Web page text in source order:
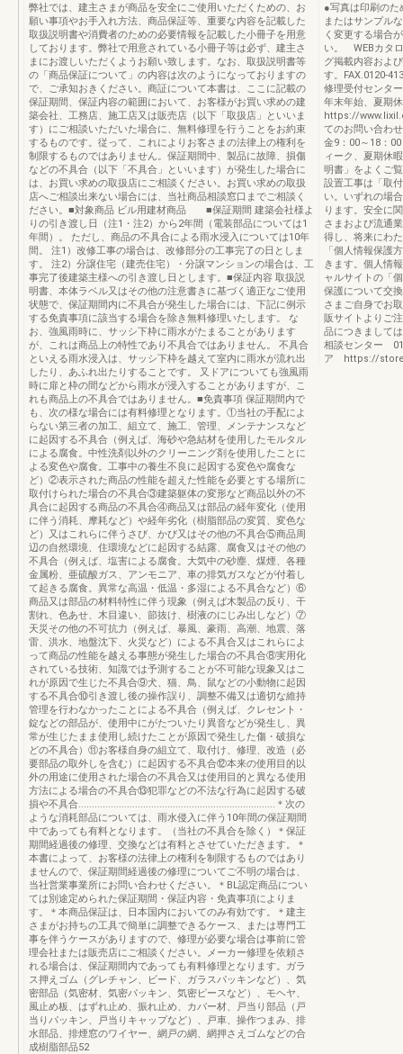
弊社では、建主さまが商品を安全にご使用いただくための、お
願い事項やお手入れ方法、商品保証等、重要な内容を記載した
取扱説明書や消費者のための必要情報を記載した小冊子を用意
しております。弊社で用意されている小冊子等は必ず、建主さ
まにお渡しいただくようお願い致します。なお、取扱説明書等
の「商品保証について」の内容は次のようになっておりますの
で、ご承知おきください。商証について本書は、ここに記載の
保証期間、保証内容の範囲において、お客様がお買い求めの建
築会社、工務店、施工店又は販売店（以下「取扱店」といいま
す）にご相談いただいた場合に、無料修理を行うことをお約束
するものです。従って、これによりお客さまの法律上の権利を
制限するものではありません。保証期間中、製品に故障、損傷
などの不具合（以下「不具合」といいます）が発生した場合に
は、お買い求めの取扱店にご相談ください。お買い求めの取扱
店へご相談出来ない場合には、当社商品相談窓口までご相談く
ださい。■対象商品 ビル用建材商品 ■保証期間 建築会社様よ
りの引き渡し日（注1・注2）から2年間（電装部品については1
年間）。 ただし、商品の不具合による雨水浸入については10年
間。 注1）改修工事の場合は、改修部分の工事完了の日としま
す。 注2）分譲住宅（建売住宅）・分譲マンションの場合は、工
事完了後建築主様への引き渡し日とします。■保証内容 取扱説
明書、本体ラベル又はその他の注意書きに基づく適正なご使用
状態で、保証期間内に不具合が発生した場合には、下記に例示
する免責事項に該当する場合を除き無料修理いたします。 な
お、強風雨時に、サッシ下枠に雨水がたまることがあります
が、これは商品上の特性であり不具合ではありません。 不具合
といえる雨水浸入は、サッシ下枠を越えて室内に雨水が流れ出
したり、あふれ出たりすることです。 又ドアについても強風雨
時に扉と枠の間などから雨水が浸入することがありますが、こ
れも商品上の不具合ではありません。■免責事項 保証期間内で
も、次の様な場合には有料修理となります。①当社の手配によ
らない第三者の加工、組立て、施工、管理、メンテナンスなど
に起因する不具合（例えば、海砂や急結材を使用したモルタル
による腐食。中性洗剤以外のクリーニング剤を使用したことに
よる変色や腐食。工事中の養生不良に起因する変色や腐食な
ど）②表示された商品の性能を超えた性能を必要とする場所に
取付けられた場合の不具合③建築躯体の変形など商品以外の不
具合に起因する商品の不具合④商品又は部品の経年変化（使用
に伴う消耗、摩耗など）や経年劣化（樹脂部品の変質、変色な
ど）又はこれらに伴うさび、かび又はその他の不具合⑤商品周
辺の自然環境、住環境などに起因する結露、腐食又はその他の
不具合（例えば、塩害による腐食。大気中の砂塵、煤煙、各種
金属粉、亜硫酸ガス、アンモニア、車の排気ガスなどが付着し
て起きる腐食。異常な高温・低温・多湿による不具合など）⑥
商品又は部品の材料特性に伴う現象（例えば木製品の反り、干
割れ、色あせ、木目違い、節抜け、樹液のにじみ出しなど）⑦
天災その他の不可抗力（例えば、暴風、豪雨、高潮、地震、落
雷、洪水、地盤沈下、火災など）による不具合又はこれらによ
って商品の性能を越える事態が発生した場合の不具合⑧実用化
されている技術、知識では予測することが不可能な現象又はこ
れが原因で生じた不具合⑨犬、猫、鳥、鼠などの小動物に起因
する不具合⑩引き渡し後の操作誤り、調整不備又は適切な維持
管理を行わなかったことによる不具合（例えば、クレセント・
錠などの部品が、使用中にがたついたり異音などが発生し、異
常が生じたまま使用し続けたことが原因で発生した傷・破損な
どの不具合）⑪お客様自身の組立て、取付け、修理、改造（必
要部品の取外しを含む）に起因する不具合⑫本来の使用目的以
外の用途に使用された場合の不具合又は使用目的と異なる使用
方法による場合の不具合⑬犯罪などの不法な行為に起因する破
損や不具合.........................................................................＊次の
ような消耗部品については、雨水侵入に伴う10年間の保証期間
中であっても有料となります。（当社の不具合を除く）＊保証
期間経過後の修理、交換などは有料とさせていただきます。＊
本書によって、お客様の法律上の権利を制限するものではあり
ませんので、保証期間経過後の修理についてご不明の場合は、
当社営業事業所にお問い合わせください。＊BL認定商品につい
ては別途定められた保証期間・保証内容・免責事項によりま
す。＊本商品保証は、日本国内においてのみ有効です。＊建主
さまがお持ちの工具で簡単に調整できるケース、または専門工
事を伴うケースがありますので、修理が必要な場合は事前に管
理会社または販売店にご相談ください。メーカー修理を依頼さ
れる場合は、保証期間内であっても有料修理となります。ガラ
ス押えゴム（グレチャン、ビード、ガラスパッキンなど）、気
密部品（気密材、気密パッキン、気密ピースなど）、モヘヤ、
風止め板、はずれ止め、振れ止め、カバー材、戸当り部品（戸
当りパッキン、戸当りキャップなど）、戸車、操作つまみ、排
水部品、排煙窓のワイヤー、網戸の網、網押さえゴムなどの合
成樹脂部品52
●写真は印刷のた
またはサンプル
く変更する場合
い。 WEBカタ
グ掲載内容およ
す。FAX.0120-
修理受付センタ
年末年始、夏期
https://
てのお問い合わ
金9：00～18：
ィーク、夏期休
明書」をよくご
設置工事は「取
い。いずれの場
ります。安全に
さまおよび流通
得し、将来にわ
「個人情報保護
きます。個人情
ャルサイトの「
保護について交
さまご自身でお
販サイトよりご
品につきまして
相談センター
ア https://